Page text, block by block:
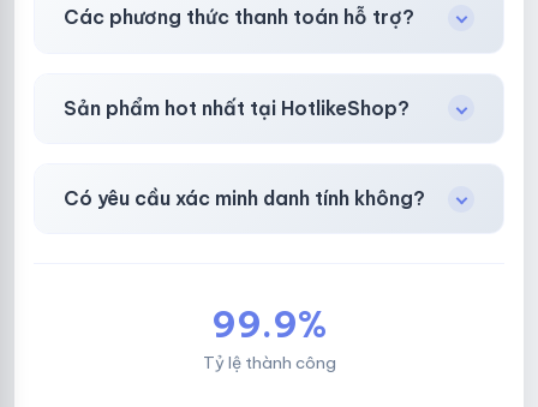
sách công khai.
Các phương thức thanh toán hỗ trợ?
các ví điện tử phổ biến.
Sản phẩm hot nhất tại HotlikeShop?
Có yêu cầu xác minh danh tính không?
99.9%
Tỷ lệ thành công